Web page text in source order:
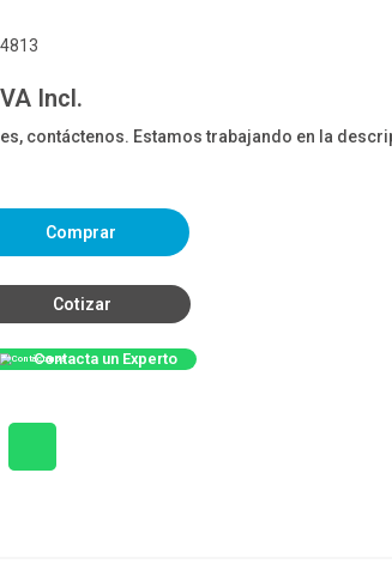
Incl.
contáctenos. Estamos trabajando en la
Comprar
Cotizar
Contacta un Experto